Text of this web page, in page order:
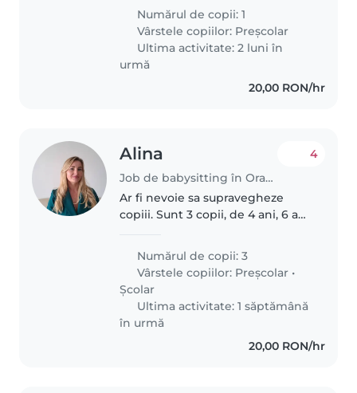
responsabile pentru un băiețel
de 6 ani, energic și iubitor.
Frecventează..
Numărul de copii: 1
Vârstele copiilor: Preșcolar
Ultima activitate: 2 luni în
urmă
20,00 RON/hr
Alina
Job de babysitting în Oradea
4
Ar fi nevoie sa supravegheze
copiii. Sunt 3 copii, de 4 ani, 6 ani
Numărul de copii: 3
Vârstele copiilor: Preșcolar •
Școlar
Ultima activitate: 1 săptămână
în urmă
20,00 RON/hr